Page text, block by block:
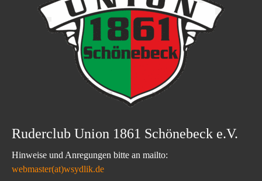
Ruderclub Union 1861 Schönebeck e.V.
Hinweise und Anregungen bitte an mailto:
webmaster(at)wsydlik.de